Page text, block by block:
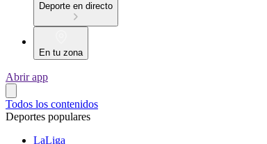
Deporte en directo
En tu zona
Abrir app
Todos los contenidos
Deportes populares
LaLiga